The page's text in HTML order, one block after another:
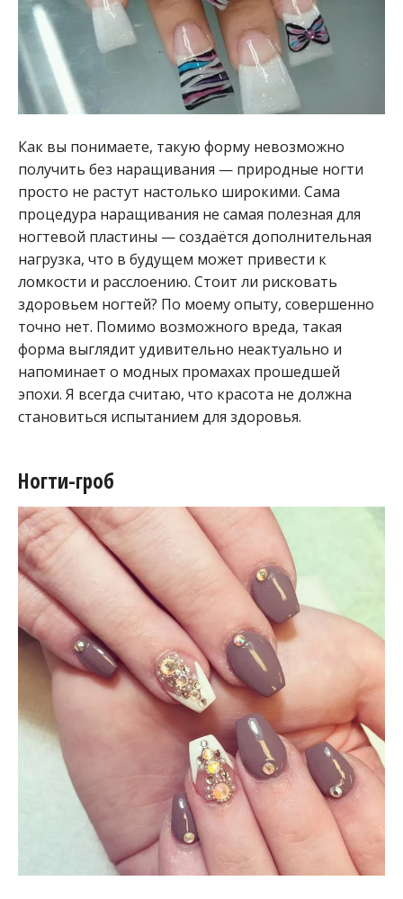
Как вы понимаете, такую форму невозможно
получить без наращивания — природные ногти
просто не растут настолько широкими. Сама
процедура наращивания не самая полезная для
ногтевой пластины — создаётся дополнительная
нагрузка, что в будущем может привести к
ломкости и расслоению. Стоит ли рисковать
здоровьем ногтей? По моему опыту, совершенно
точно нет. Помимо возможного вреда, такая
форма выглядит удивительно неактуально и
напоминает о модных промахах прошедшей
эпохи. Я всегда считаю, что красота не должна
становиться испытанием для здоровья.
Ногти-гроб